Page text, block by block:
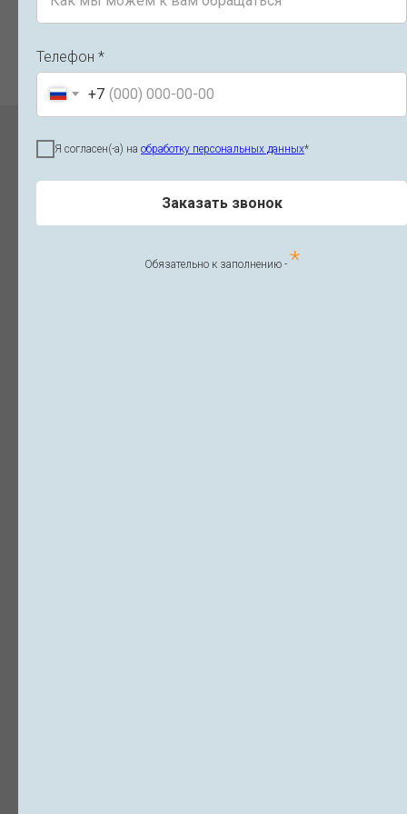
Телефон *
+7
Я согласен(-а) на обработку персональных данных*
Заказать звонок
Обязательно к заполнению - *
Цены на азотно-плазменную
терапиюNeoGen
NeoGen азотно-плазменная